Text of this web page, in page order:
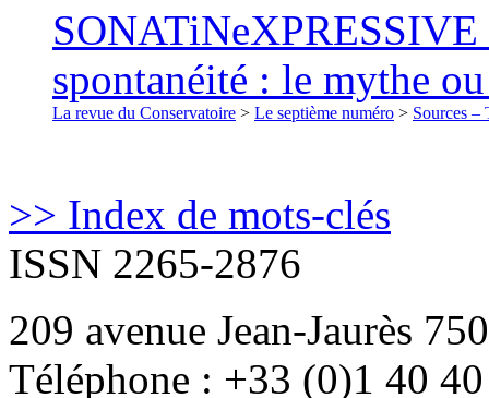
SONATiNeXPRESSIVE
spontanéité : le mythe
La revue du Conservatoire > Le septième numéro > Sources –
>> Index de mots-clés
ISSN 2265-2876
209 avenue Jean-Jaurès
Téléphone : +33 (0)1 40